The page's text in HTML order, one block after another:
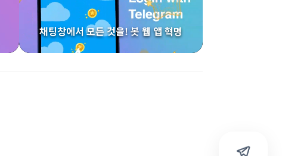
채팅창에서 모든 것을! 봇 웹 앱 혁명